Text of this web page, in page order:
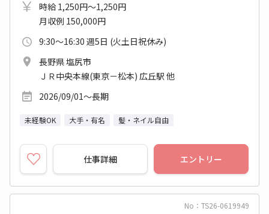
時給 1,250円～1,250円
月収例 150,000円
9:30～16:30 週5日 (火土日祝休み)
長野県 塩尻市
ＪＲ中央本線(東京－松本) 広丘駅 他
2026/09/01～長期
未経験OK 大手・有名 髪・ネイル自由
仕事詳細 エントリー
No：TS26-0619949